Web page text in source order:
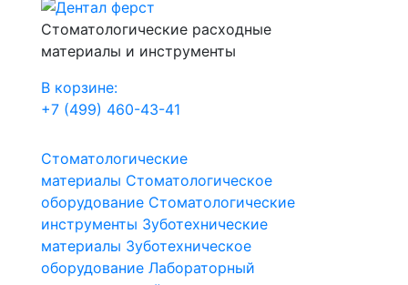
Стоматологические расходные
материалы и инструменты
В корзине:
+7 (499) 460-43-41
Стоматологические
материалы Стоматологическое
оборудование Стоматологические
инструменты Зуботехнические
материалы Зуботехническое
оборудование Лабораторный